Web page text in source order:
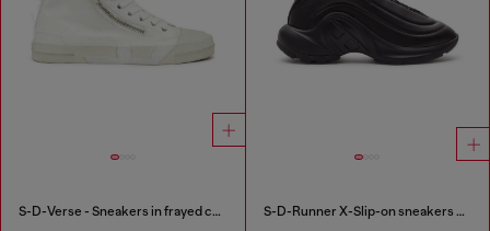
S-D-Verse - Sneakers in frayed canvas with D logo S-D-Runner X-Slip-on sneakers with matte Oval D instep